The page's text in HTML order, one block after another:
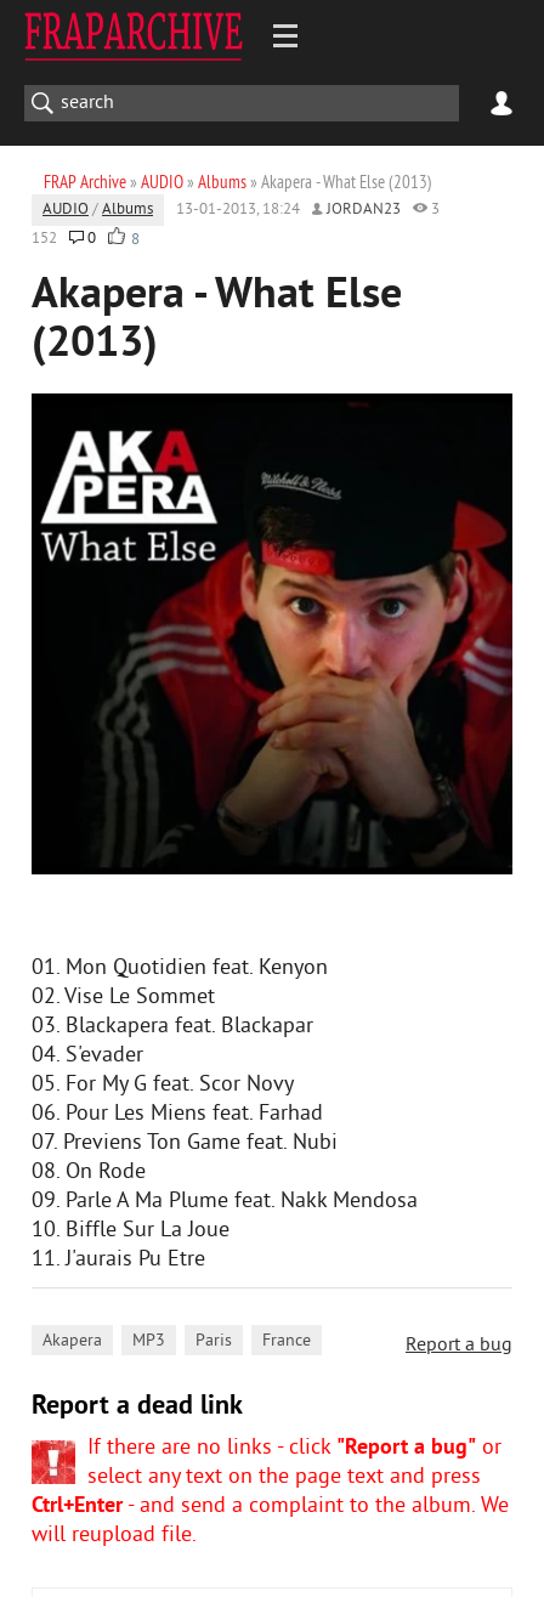
FRAP Archive» AUDIO» Albums» Akapera - What Else (2013)
AUDIO /Albums 13-01-2013, 18:24 JORDAN23
3
152
0 8
Akapera - What Else
(2013)
01. Mon Quotidien feat. Kenyon
02. Vise Le Sommet
03. Blackapera feat. Blackapar
04. S'evader
05. For My G feat. Scor Novy
06. Pour Les Miens feat. Farhad
07. Previens Ton Game feat. Nubi
08. On Rode
09. Parle A Ma Plume feat. Nakk Mendosa
10. Biffle Sur La Joue
11. J'aurais Pu Etre
Report a bug
Akapera MP3 Paris France
Report a dead link
If there are no links - click "Report a bug" or
select any text on the page text and press
Ctrl+Enter- and send a complaint to the album. We
will reupload file.